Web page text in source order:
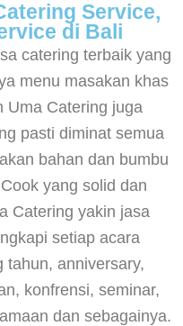
Service,
di Bali
catering terbaik yang
menu masakan khas
Uma Catering juga
pasti diminat semua
bahan dan bumbu
yang solid dan
Catering yakin jasa
setiap acara
tahun, anniversary,
konfrensi, seminar,
dan sebagainya.